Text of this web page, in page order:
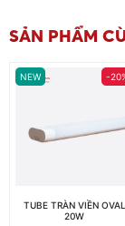
SẢN PHẨM
-
NEW
TUBE TRÀN VIỀN OVAL
20W